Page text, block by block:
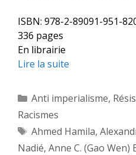
ISBN: 978-2-89091-951-
336 pages
En librairie
Lire la suite
Catégories
Anti imperialisme,
Racismes
Étiquettes
Ahmed Hamila,
Nadié, Anne C. (Gao Wen)